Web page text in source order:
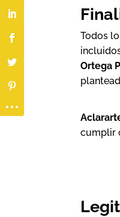
Todos
Ortega
cumplir